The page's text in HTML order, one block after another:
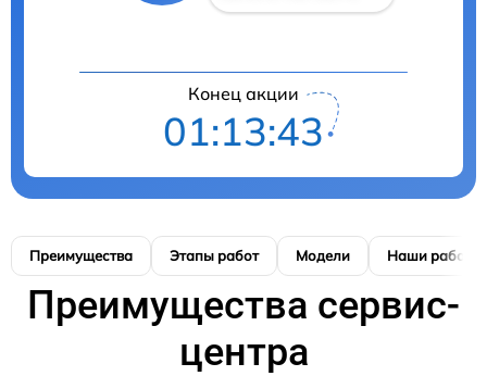
Конец акции
01:13:42
Преимущества Этапы работ Модели Наши работы
Преимущества сервис-
центра